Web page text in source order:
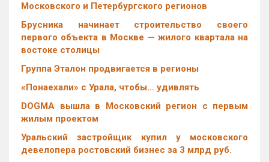
Московского и Петербургского регионов
Брусника начинает строительство своего
первого объекта в Москве — жилого квартала на
востоке столицы
Группа Эталон продвигается в регионы
«Понаехали» с Урала, чтобы… удивлять
DOGMA вышла в Московский регион с первым
жилым проектом
Уральский застройщик купил у московского
девелопера ростовский бизнес за 3 млрд руб.